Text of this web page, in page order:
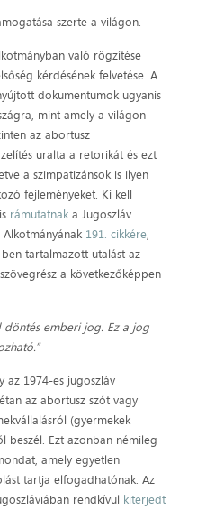
szerte a világon.
való rögzítése
kérdésének felvetése. A
dokumentumok ugyanis
mint amely a világon
az abortusz
uralta a retorikát és ezt
a szimpatizánsok is ilyen
fejleményeket. Ki kell
rámutatnak a Jugoszláv
Alkotmányának 191. cikkére,
tartalmazott utalást az
a következőképpen
döntés emberi jog. Ez a jog
az 1974-es jugoszláv
az abortusz szót vagy
(gyermekek
beszél. Ezt azonban némileg
amely egyetlen
tartja elfogadhatónak. Az
rendkívül kiterjedt